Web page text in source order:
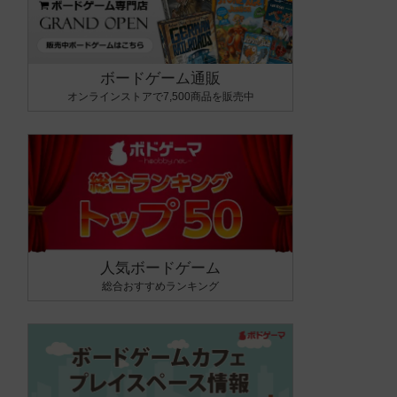
ボードゲーム通販
オンラインストアで7,500商品を販売中
人気ボードゲーム
総合おすすめランキング